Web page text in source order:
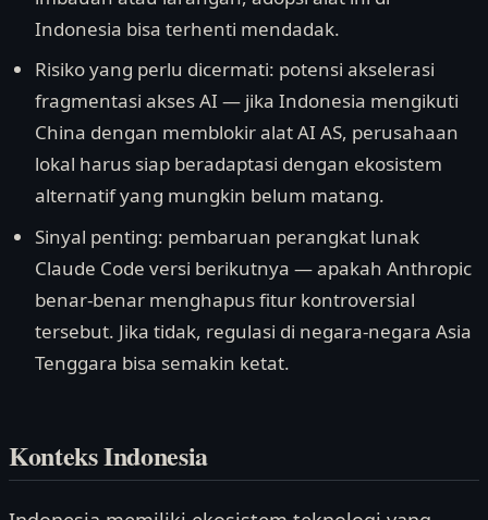
Indonesia bisa terhenti mendadak.
Risiko yang perlu dicermati: potensi akselerasi
fragmentasi akses AI — jika Indonesia mengikuti
China dengan memblokir alat AI AS, perusahaan
lokal harus siap beradaptasi dengan ekosistem
alternatif yang mungkin belum matang.
Sinyal penting: pembaruan perangkat lunak
Claude Code versi berikutnya — apakah Anthropic
benar-benar menghapus fitur kontroversial
tersebut. Jika tidak, regulasi di negara-negara Asia
Tenggara bisa semakin ketat.
Konteks Indonesia